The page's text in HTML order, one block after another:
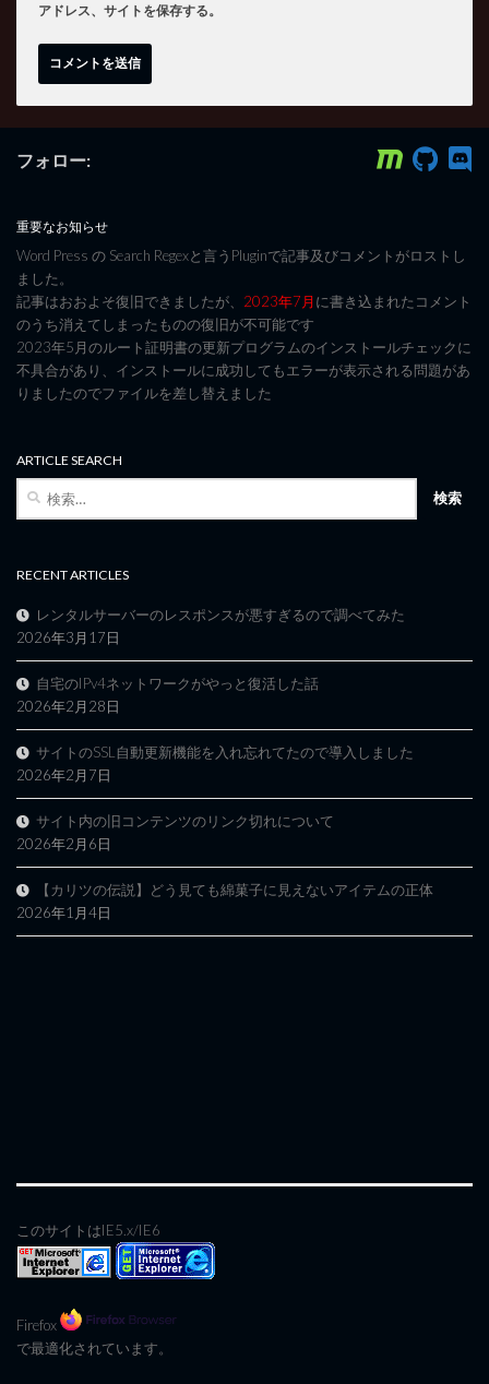
アドレス、サイトを保存する。
フォロー:
重要なお知らせ
Word Press の Search Regexと言うPluginで記事及びコメントがロストし
ました。
記事はおおよそ復旧できましたが、 2023年7月に書き込まれたコメント
のうち消えてしまったものの復旧が不可能です
2023年5月のルート証明書の更新プログラムのインストールチェックに
不具合があり、インストールに成功してもエラーが表示される問題があ
りましたのでファイルを差し替えました
ARTICLE SEARCH
RECENT ARTICLES
レンタルサーバーのレスポンスが悪すぎるので調べてみた
2026年3月17日
自宅のIPv4ネットワークがやっと復活した話
2026年2月28日
サイトのSSL自動更新機能を入れ忘れてたので導入しました
2026年2月7日
サイト内の旧コンテンツのリンク切れについて
2026年2月6日
【カリツの伝説】どう見ても綿菓子に見えないアイテムの正体
2026年1月4日
このサイトはIE5.x/IE6
Firefox
で最適化されています。